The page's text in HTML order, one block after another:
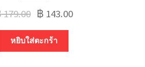
179.00 ฿ 143.00
หยิบใส่ตะกร้า